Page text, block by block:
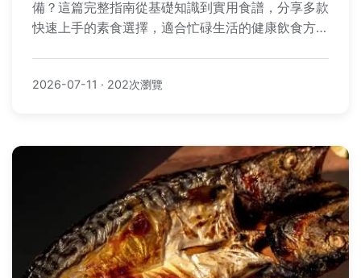
備？這篇完整指南從基礎知識到實用食譜，分享多款
快速上手的素食選擇，適合忙碌生活的健康飲食方
2026-07-11 · 202次瀏覽